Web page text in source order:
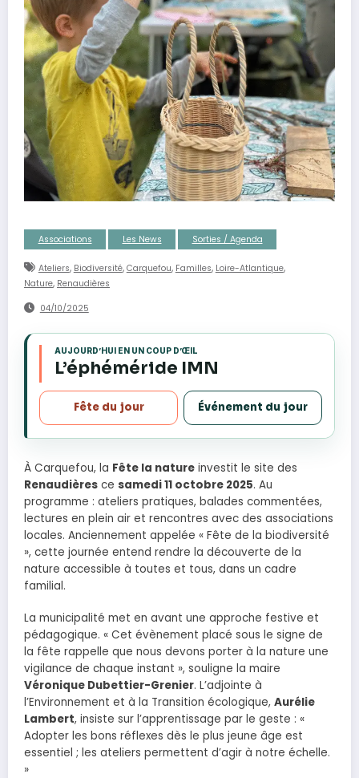
Associations Les News Sorties / Agenda
Ateliers, Biodiversité, Carquefou, Familles, Loire-Atlantique,
Nature, Renaudières
04/10/2025
AUJOURD’HUI EN UN COUP D’ŒIL
L’éphéméride IMN
Fête du jour Événement du jour
À Carquefou, la Fête la nature investit le site des
Renaudières ce samedi 11 octobre 2025. Au
programme : ateliers pratiques, balades commentées,
lectures en plein air et rencontres avec des associations
locales. Anciennement appelée « Fête de la biodiversité
», cette journée entend rendre la découverte de la
nature accessible à toutes et tous, dans un cadre
familial.
La municipalité met en avant une approche festive et
pédagogique. « Cet évènement placé sous le signe de
la fête rappelle que nous devons porter à la nature une
vigilance de chaque instant », souligne la maire
Véronique Dubettier-Grenier. L’adjointe à
l’Environnement et à la Transition écologique, Aurélie
Lambert, insiste sur l’apprentissage par le geste : «
Adopter les bons réflexes dès le plus jeune âge est
essentiel ; les ateliers permettent d’agir à notre échelle.
»